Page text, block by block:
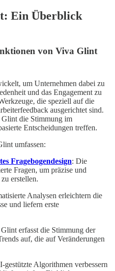
Ein Überblick
von Viva Glint
um Unternehmen dabei zu
und das Engagement zu
die speziell auf die
ausgerichtet sind.
die Stimmung im
Entscheidungen treffen.
umfassen:
Fragebogendesign: Die
Fragen, um präzise und
erstellen.
Analysen erleichtern die
und liefern erste
erfasst die Stimmung der
auf, die auf Veränderungen
gestützte Algorithmen verbessern